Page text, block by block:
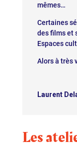
mêmes…
Certaines
des films et
Espaces
Alors à très
Laurent
Les